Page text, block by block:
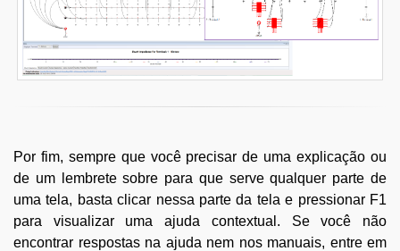
Por fim, sempre que você precisar de uma explicação ou
de um lembrete sobre para que serve qualquer parte de
uma tela, basta clicar nessa parte da tela e pressionar F1
para visualizar uma ajuda contextual. Se você não
encontrar respostas na ajuda nem nos manuais, entre em